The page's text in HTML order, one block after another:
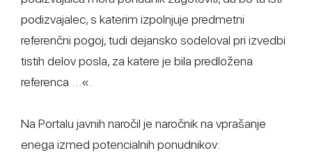
podizvajalec, s katerim izpolnjuje predmetni
referenčni pogoj, tudi dejansko sodeloval pri izvedbi
tistih delov posla, za katere je bila predložena
referenca …«.
Na Portalu javnih naročil je naročnik na vprašanje
enega izmed potencialnih ponudnikov: